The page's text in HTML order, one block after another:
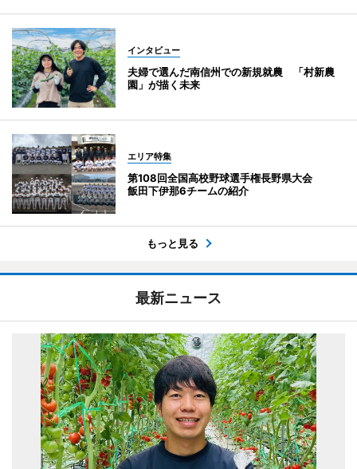
インタビュー
夫婦で選んだ南信州での新規就農 「村新農
園」が描く未来
エリア特集
第108回全国高校野球選手権長野県大会
飯田下伊那6チームの紹介
もっと見る
最新ニュース